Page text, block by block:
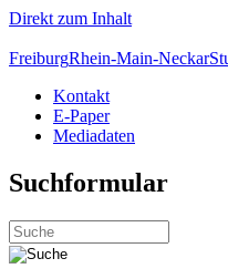
Direkt zum Inhalt
FreiburgRhein-Main-Neckar
Kontakt
E-Paper
Mediadaten
Suchformular